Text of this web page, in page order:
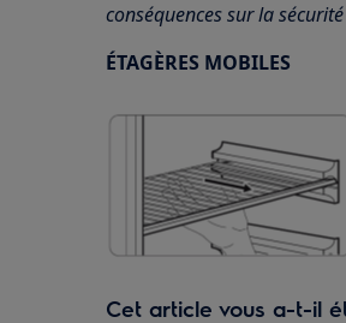
conséquences sur la
ÉTAGÈRES MOBILES
Cet article vous a-t-il